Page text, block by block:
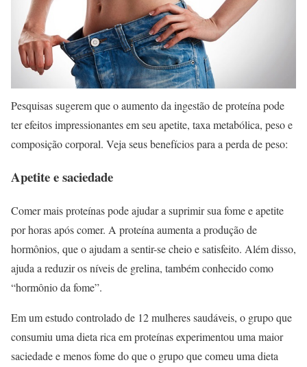
Pesquisas sugerem que o aumento da ingestão de proteína pode
ter efeitos impressionantes em seu apetite, taxa metabólica, peso e
composição corporal. Veja seus benefícios para a perda de peso:
Apetite e saciedade
Comer mais proteínas pode ajudar a suprimir sua fome e apetite
por horas após comer. A proteína aumenta a produção de
hormônios, que o ajudam a sentir-se cheio e satisfeito. Além disso,
ajuda a reduzir os níveis de grelina, também conhecido como
“hormônio da fome”.
Em um estudo controlado de 12 mulheres saudáveis, o grupo que
consumiu uma dieta rica em proteínas experimentou uma maior
saciedade e menos fome do que o grupo que comeu uma dieta